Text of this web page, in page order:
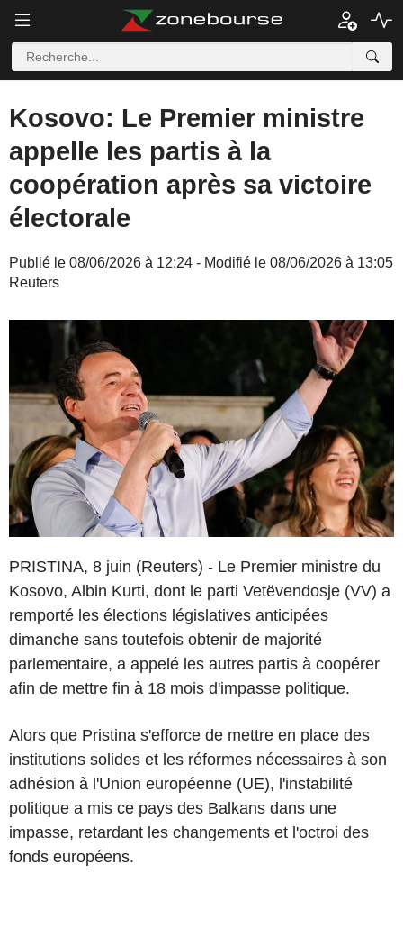
Kosovo: Le Premier ministre
appelle les partis à la
coopération après sa victoire
électorale
Publié le 08/06/2026 à 12:24 - Modifié le 08/06/2026 à 13:05
Reuters
PRISTINA, 8 juin (Reuters) - Le Premier ministre du
Kosovo, Albin Kurti, dont le parti Vetëvendosje (VV) a
remporté les élections législatives anticipées
dimanche sans toutefois obtenir de majorité
parlementaire, a appelé les autres partis à coopérer
afin de mettre fin à 18 mois d'impasse politique.
Alors que Pristina s'efforce de mettre en place des
institutions solides et les réformes nécessaires à son
adhésion à l'Union européenne (UE), l'instabilité
politique a mis ce pays des Balkans dans une
impasse, retardant les changements et l'octroi des
fonds européens.